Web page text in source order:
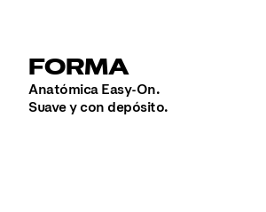
FORMA
Anatómica Easy-On.
Suave y con depósito.